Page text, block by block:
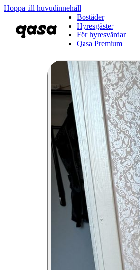
Hoppa till huvudinnehåll
Bostäder
Hyresgäster
För hyresvärdar
Qasa Premium